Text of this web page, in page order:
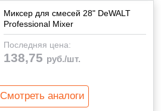
Миксер для смесей 28" DeWALT
Professional Mixer
Последняя цена:
138,75 руб./шт.
Смотреть аналоги